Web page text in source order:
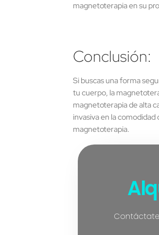
magnetoterapia en su
Conclusión:
Si buscas una forma
tu cuerpo, la
magnetoterapia de alta
invasiva en la
magnetoterapia.
Contáctate